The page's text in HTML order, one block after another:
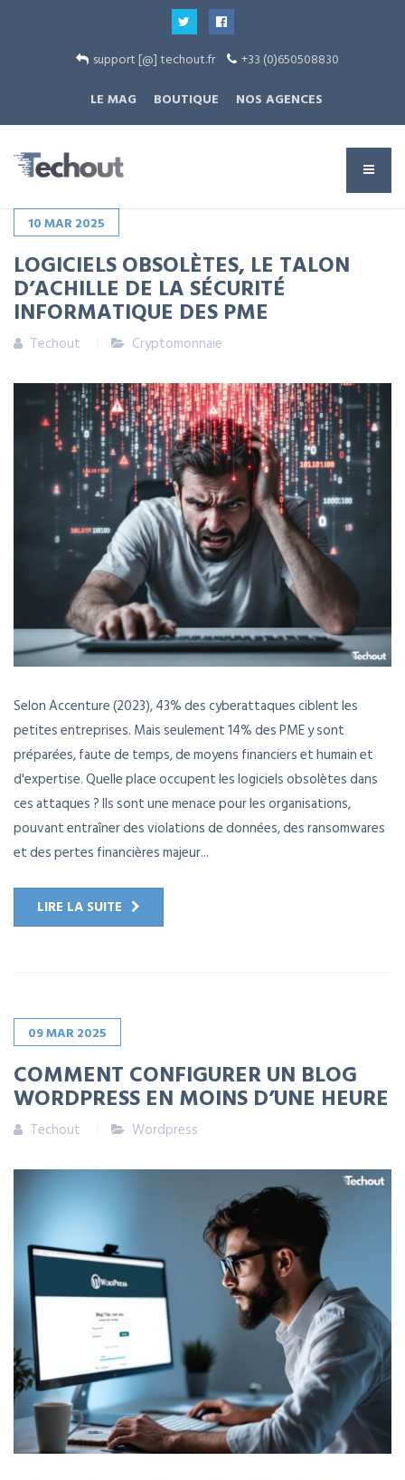
support [@] techout.fr
+33 (0)650508830
LE MAG
BOUTIQUE NOS AGENCES
10MAR2025
LOGICIELS OBSOLÈTES, LE TALON
D’ACHILLE DE LA SÉCURITÉ
INFORMATIQUE DES PME
Techout Cryptomonnaie
Selon Accenture (2023), 43% des cyberattaques ciblent les
petites entreprises. Mais seulement 14% des PME y sont
préparées, faute de temps, de moyens financiers et humain et
d'expertise. Quelle place occupent les logiciels obsolètes dans
ces attaques ? Ils sont une menace pour les organisations,
pouvant entraîner des violations de données, des ransomwares
et des pertes financières majeur...
LIRE LA SUITE
09MAR2025
COMMENT CONFIGURER UN BLOG
WORDPRESS EN MOINS D’UNE HEURE
Techout Wordpress